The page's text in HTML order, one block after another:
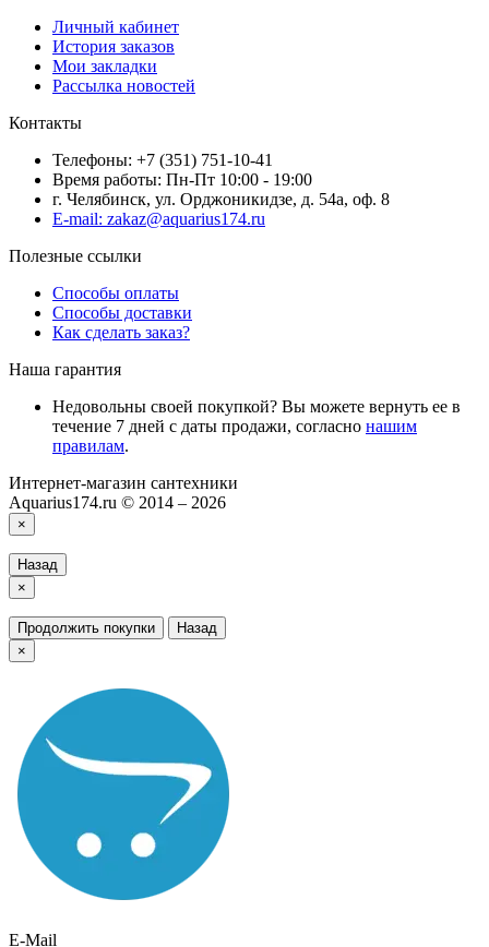
Личный кабинет
История заказов
Мои закладки
Рассылка новостей
Контакты
Телефоны: +7 (351) 751-10-41
Время работы: Пн-Пт 10:00 - 19:00
г. Челябинск, ул. Орджоникидзе, д. 54а, оф. 8
E-mail: zakaz@aquarius174.ru
Полезные ссылки
Способы оплаты
Способы доставки
Как сделать заказ?
Наша гарантия
Недовольны своей покупкой? Вы можете вернуть ее в
течение 7 дней с даты продажи, согласно нашим
правилам.
Интернет-магазин сантехники
Aquarius174.ru © 2014 – 2026
×
Назад
×
Продолжить покупки
Назад
×
E-Mail